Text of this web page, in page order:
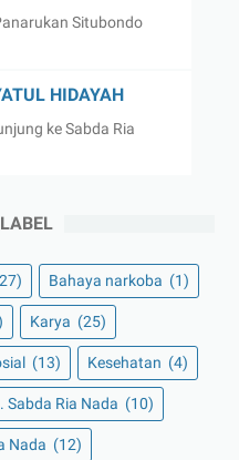
Situbondo
HIDAYAH
ke Sabda Ria
Bahaya narkoba (1)
Karya (25)
(13) Kesehatan (4)
Sabda Ria Nada (10)
Nada (12)